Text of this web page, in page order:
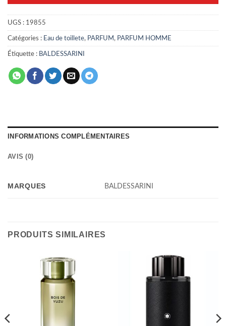
UGS : 19855
Catégories : Eau de toillete, PARFUM , PARFUM HOMME
Étiquette : BALDESSARINI
INFORMATIONS COMPLÉMENTAIRES
AVIS (0)
MARQUES BALDESSARINI
PRODUITS SIMILAIRES